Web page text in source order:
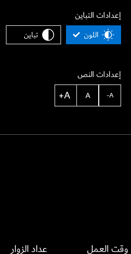
إعدادات التباين
اللون تباين
إعدادات النص
A-
A
A+
العمل عداد الزوار